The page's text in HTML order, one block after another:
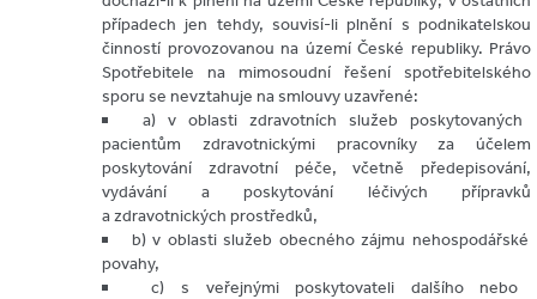
případech jen tehdy, souvisí-li plnění s podnikatelskou
činností provozovanou na území České republiky. Právo
Spotřebitele na mimosoudní řešení spotřebitelského
sporu se nevztahuje na smlouvy uzavřené:
a) v oblasti zdravotních služeb poskytovaných
pacientům zdravotnickými pracovníky za účelem
poskytování zdravotní péče, včetně předepisování,
vydávání a poskytování léčivých přípravků
a zdravotnických prostředků,
b) v oblasti služeb obecného zájmu nehospodářské
povahy,
c) s veřejnými poskytovateli dalšího nebo